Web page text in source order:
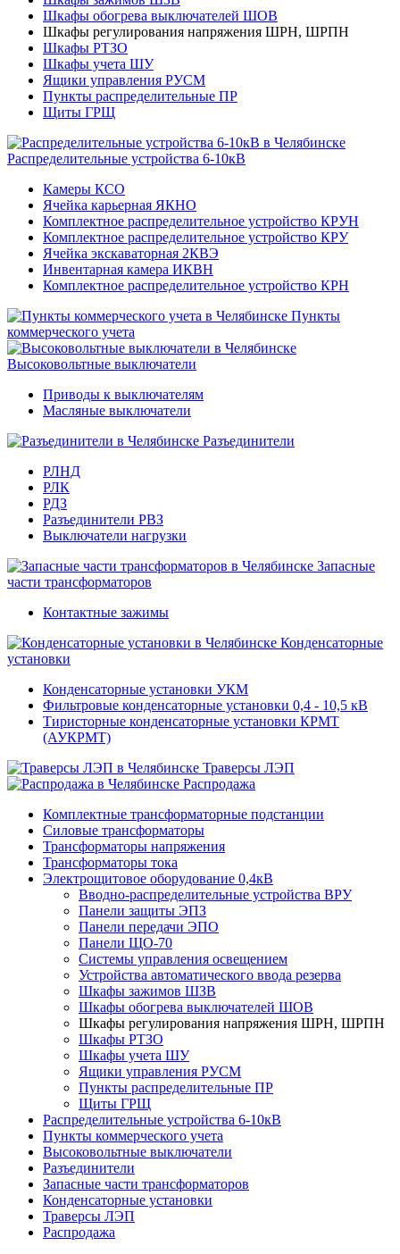
Шкафы обогрева выключателей ШОВ
Шкафы регулирования напряжения ШРН, ШРПН
Шкафы РТЗО
Шкафы учета ШУ
Ящики управления РУСМ
Пункты распределительные ПР
Щиты ГРЩ
Распределительные устройства 6-10кВ
Камеры КСО
Ячейка карьерная ЯКНО
Комплектное распределительное устройство КРУН
Комплектное распределительное устройство КРУ
Ячейка экскаваторная 2КВЭ
Инвентарная камера ИКВН
Комплектное распределительное устройство КРН
Пункты
коммерческого учета
Высоковольтные выключатели
Приводы к выключателям
Масляные выключатели
Разъединители
РЛНД
РЛК
РДЗ
Разъединители РВЗ
Выключатели нагрузки
Запасные
части трансформаторов
Контактные зажимы
Конденсаторные
установки
Конденсаторные установки УКМ
Фильтровые конденсаторные установки 0,4 - 10,5 кВ
Тиристорные конденсаторные установки КРМТ
(АУКРМТ)
Траверсы ЛЭП
Распродажа
Комплектные трансформаторные подстанции
Силовые трансформаторы
Трансформаторы напряжения
Трансформаторы тока
Электрощитовое оборудование 0,4кВ
Вводно-распределительные устройства ВРУ
Панели защиты ЭПЗ
Панели передачи ЭПО
Панели ЩО-70
Системы управления освещением
Устройства автоматического ввода резерва
Шкафы зажимов ШЗВ
Шкафы обогрева выключателей ШОВ
Шкафы регулирования напряжения ШРН, ШРПН
Шкафы РТЗО
Шкафы учета ШУ
Ящики управления РУСМ
Пункты распределительные ПР
Щиты ГРЩ
Распределительные устройства 6-10кВ
Пункты коммерческого учета
Высоковольтные выключатели
Разъединители
Запасные части трансформаторов
Конденсаторные установки
Траверсы ЛЭП
Распродажа